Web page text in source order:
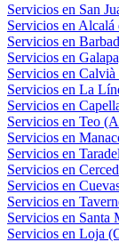
Servicios en San
Servicios en
Servicios en
Servicios en
Servicios en
Servicios en La
Servicios en
Servicios en Teo
Servicios en
Servicios en
Servicios en
Servicios en
Servicios en
Servicios en Santa
Servicios en Loja